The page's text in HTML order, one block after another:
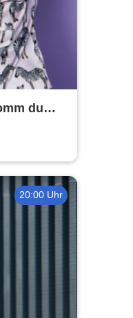
du
Alter!
20:00 Uhr